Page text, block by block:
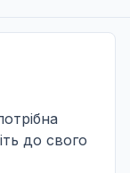
до свого